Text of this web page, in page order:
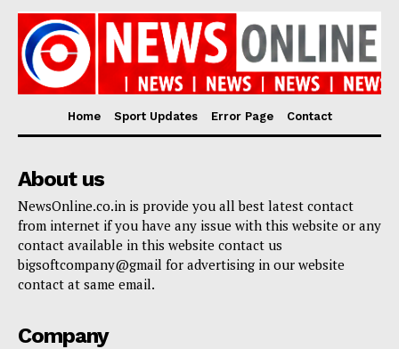
Home Sport Updates Error Page Contact
About us
NewsOnline.co.in is provide you all best latest contact
from internet if you have any issue with this website or any
contact available in this website contact us
bigsoftcompany@gmail for advertising in our website
contact at same email.
Company